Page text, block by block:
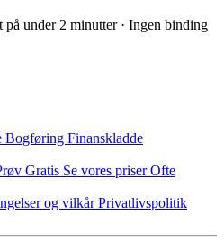
under 2 minutter · Ingen binding
Bogføring Finanskladde
Gratis Se vores priserOfte
og vilkårPrivatlivspolitik